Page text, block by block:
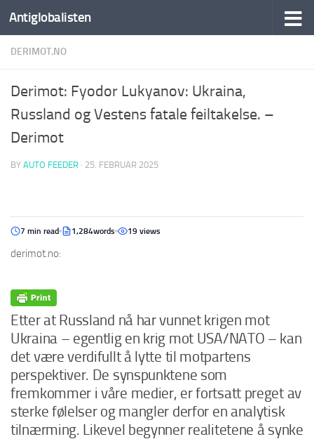
Antiglobalisten
DERIMOT.NO
Derimot: Fyodor Lukyanov: Ukraina,
Russland og Vestens fatale feiltakelse. –
Derimot
BY AUTO FEEDER · 25. FEBRUAR 2025
7 min read 1,284words 19 views
derimot.no:
Etter at Russland nå har vunnet krigen mot
Ukraina – egentlig en krig mot USA/NATO – kan
det være verdifullt å lytte til motpartens
perspektiver. De synspunktene som
fremkommer i våre medier, er fortsatt preget av
sterke følelser og mangler derfor en analytisk
tilnærming. Likevel begynner realitetene å synke